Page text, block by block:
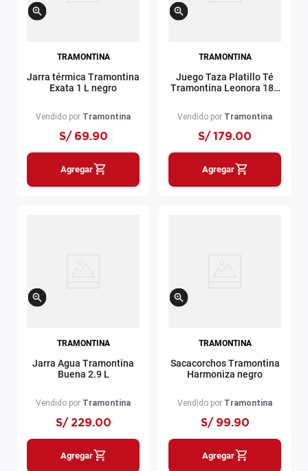
TRAMONTINA
Jarra térmica Tramontina
Exata 1 L negro
Vendido por Tramontina
S/ 69.90
Agregar
TRAMONTINA
Juego Taza Platillo Té
Tramontina Leonora 185
Vendido por Tramontina
S/ 179.00
Agregar
TRAMONTINA
Jarra Agua Tramontina
Buena 2.9 L
Vendido por Tramontina
S/ 229.00
Agregar
TRAMONTINA
Sacacorchos Tramontina
Harmoniza negro
Vendido por Tramontina
S/ 99.90
Agregar